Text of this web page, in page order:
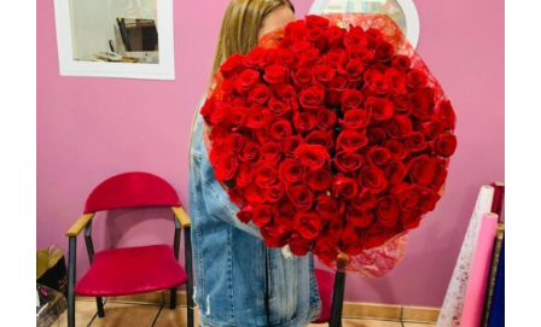
AÑADIR AL CARRITO
/